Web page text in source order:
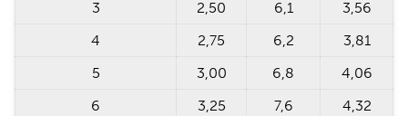
3
2,50 6,1
3,56
4
2,75 6,2
3,81
5
3,00 6,8
4,06
6
3,25 7,6
4,32